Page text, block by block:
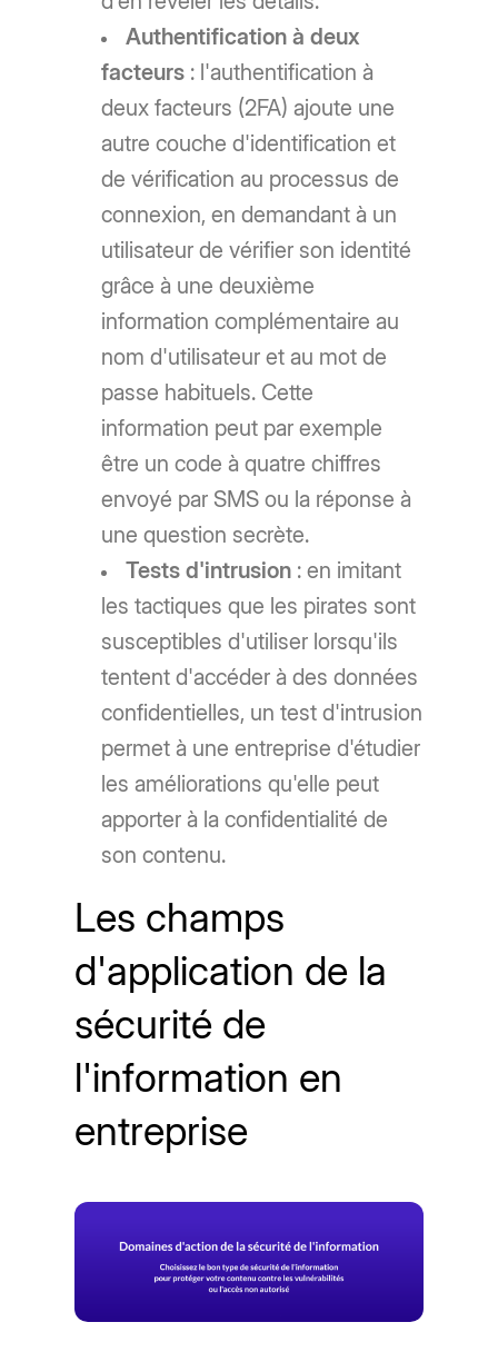
Authentification à deux
facteurs : l'authentification à
deux facteurs (2FA) ajoute une
autre couche d'identification et
de vérification au processus de
connexion, en demandant à un
utilisateur de vérifier son identité
grâce à une deuxième
information complémentaire au
nom d'utilisateur et au mot de
passe habituels. Cette
information peut par exemple
être un code à quatre chiffres
envoyé par SMS ou la réponse à
une question secrète.
Tests d'intrusion : en imitant
les tactiques que les pirates sont
susceptibles d'utiliser lorsqu'ils
tentent d'accéder à des données
confidentielles, un test d'intrusion
permet à une entreprise d'étudier
les améliorations qu'elle peut
apporter à la confidentialité de
son contenu.
Les champs
d'application de la
sécurité de
l'information en
entreprise